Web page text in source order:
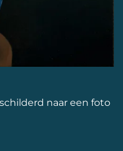
naar een foto